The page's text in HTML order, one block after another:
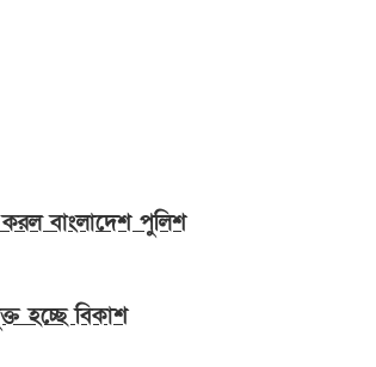
বাংলাদেশ পুলিশ
হচ্ছে বিকাশ